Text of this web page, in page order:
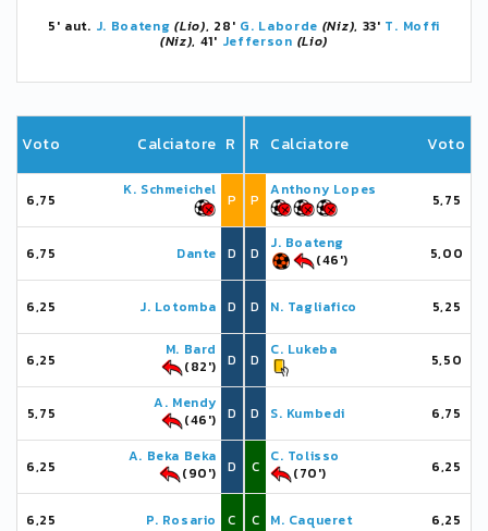
5' aut. J. Boateng (Lio), 28' G. Laborde (Niz), 33' T. Moffi
(Niz), 41' Jefferson (Lio)
Voto Calciatore R
6,75
K. Schmeichel
P
6,75 Dante D
6,25 J. Lotomba D
6,25
M. Bard
(82')
D
5,75
A. Mendy
(46')
D
6,25
A. Beka Beka
(90')
D
6,25 P. Rosario C
R Calciatore Voto
P
Anthony Lopes
5,75
D
J. Boateng
(46')
5,00
D N. Tagliafico 5,25
D
C. Lukeba
5,50
D S. Kumbedi 6,75
C
C. Tolisso
(70')
6,25
C M. Caqueret 6,25